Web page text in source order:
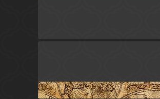
Коричневый